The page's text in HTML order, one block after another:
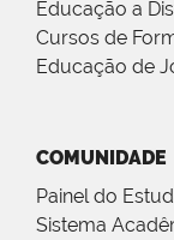
Educação a
Cursos de
Educação de
COMUNIDADE
Painel do
Sistema